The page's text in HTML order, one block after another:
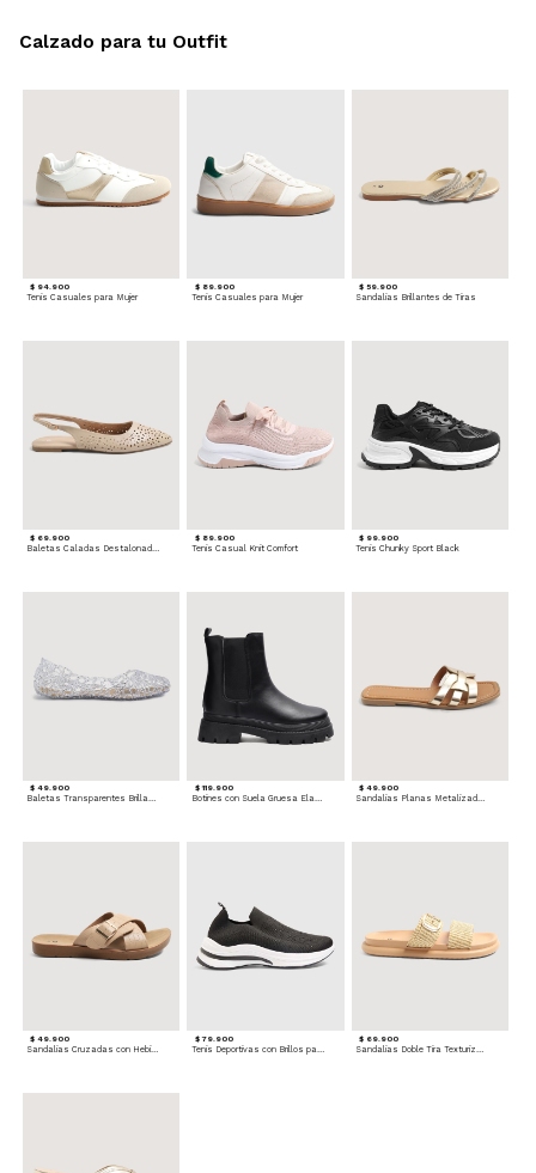
$ 94.900
Tenis Casuales para Mujer
$ 89.900
Tenis Casuales para Mujer
$ 59.900
Sandalias Brillantes de Tiras
$ 69.900 $ 89.900
Tenis Casual Knit Comfort
$ 99.900
Tenis Chunky Sport Black
$ 49.900
Baletas Transparentes Brillantes
$ 119.900
Botines con Suela Gruesa Elastizada
$ 49.900
Sandalias Planas Metalizadas
$ 49.900
Sandalias Cruzadas con Hebilla
$ 79.900
Tenis Deportivas con Brillos para mujer
$ 69.900
Sandalias Doble Tira Texturizada
Calzado para tu Outfit